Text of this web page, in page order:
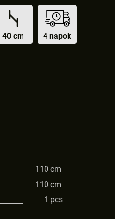
40 cm 4 napok
110 cm
110 cm
1 pcs